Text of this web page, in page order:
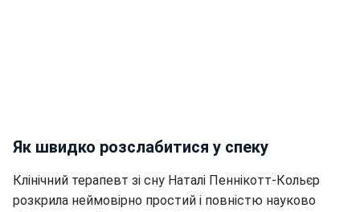
Як швидко розслабитися у спеку
Клінічний терапевт зі сну Наталі Пеннікотт-Кольєр
розкрила неймовірно простий і повністю науково